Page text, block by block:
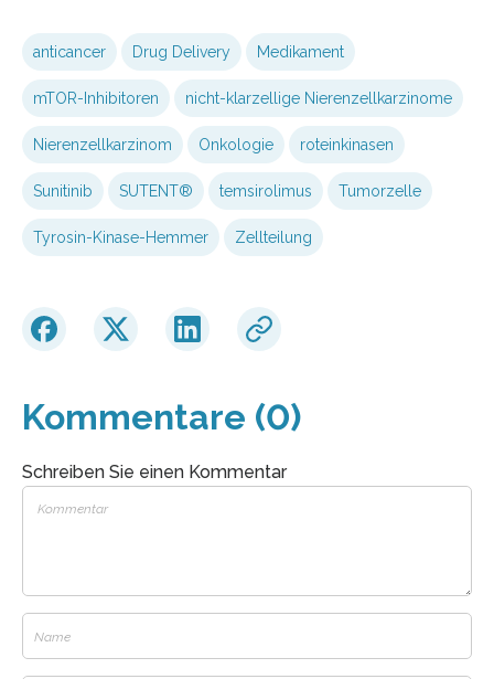
anticancer Drug Delivery Medikament
mTOR-Inhibitoren nicht-klarzellige Nierenzellkarzinome
Nierenzellkarzinom Onkologie roteinkinasen
Sunitinib SUTENT® temsirolimus Tumorzelle
Tyrosin-Kinase-Hemmer Zellteilung
Kommentare (0)
Schreiben Sie einen Kommentar